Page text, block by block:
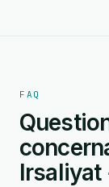
FAQ
Irsaliyat